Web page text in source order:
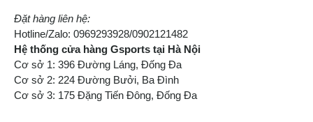
Đặt hàng liên hệ:
Hotline/Zalo: 0969293928/0902121482
Hệ thống cửa hàng Gsports tại Hà Nội
Cơ sở 1: 396 Đường Láng, Đống Đa
Cơ sở 2: 224 Đường Bưởi, Ba Đình
Cơ sở 3: 175 Đặng Tiến Đông, Đống Đa